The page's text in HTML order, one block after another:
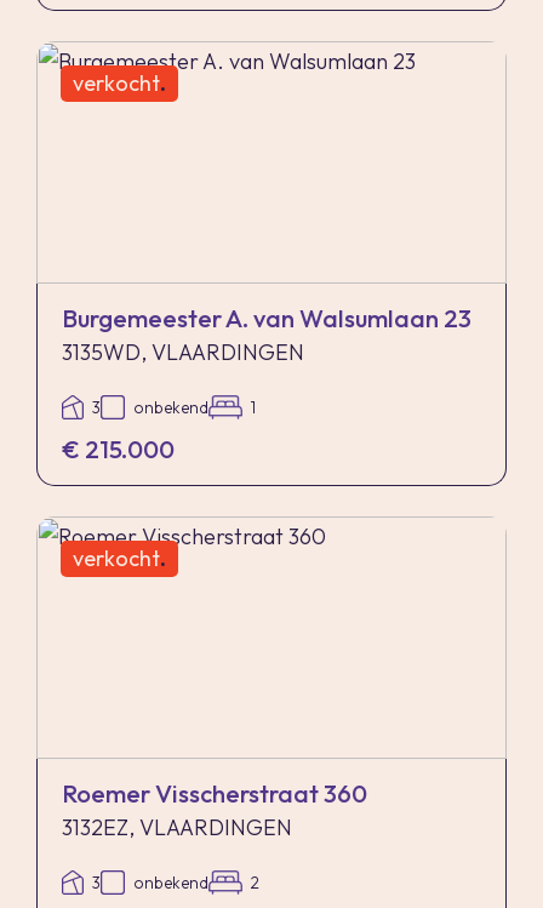
verkocht.
Burgemeester A. van Walsumlaan 23
3135WD, VLAARDINGEN
3 onbekend 1
€ 215.000
verkocht.
Roemer Visscherstraat 360
3132EZ, VLAARDINGEN
3 onbekend 2